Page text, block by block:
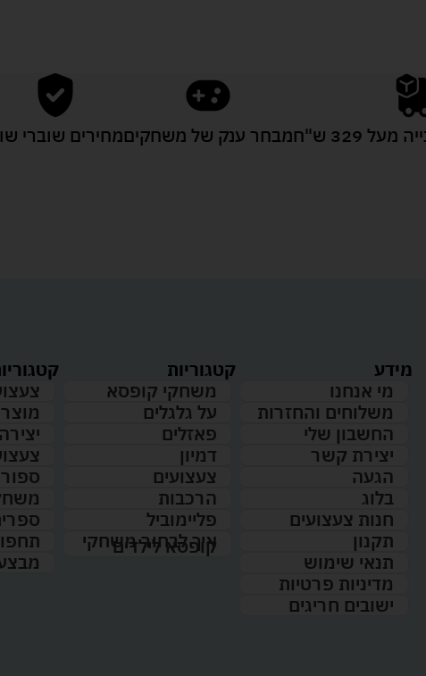
329 ש"ח מבחר ענק של משחקיםמחירים שוברי
מידע
מי אנחנו
משלוחים והחזרות
החשבון שלי
יצירת קשר
הגעה
בלוג
חנות צעצועים
תקנון
תנאי שימוש
מדיניות פרטיות
ישובים חריגים
קטגוריות
משחקי קופסא
על גלגלים
פאזלים
דמיון
צעצועים
הרכבות
פליימוביל
איך לבחור משחקי
קופסא לילדים
יצירה